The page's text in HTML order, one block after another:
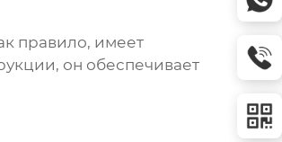
правило, имеет
он обеспечивает